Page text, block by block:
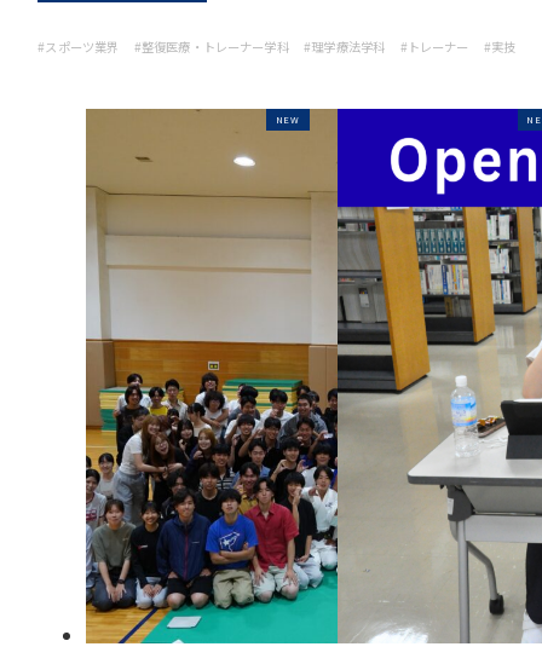
#スポーツ業界 #整復医療・トレーナー学科#理学療法学科 #トレーナー #実技